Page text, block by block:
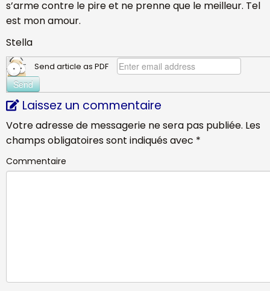
s’arme contre le pire et ne prenne que le meilleur. Tel
est mon amour.
Stella
Send article as PDF
Laissez un commentaire
Votre adresse de messagerie ne sera pas publiée. Les
champs obligatoires sont indiqués avec *
Commentaire